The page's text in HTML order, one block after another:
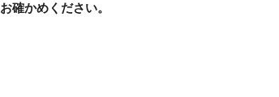
お確かめください。